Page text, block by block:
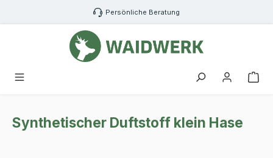
Zum Hauptinhalt springen Persönliche Beratung
Synthetischer Duftstoff klein Hase